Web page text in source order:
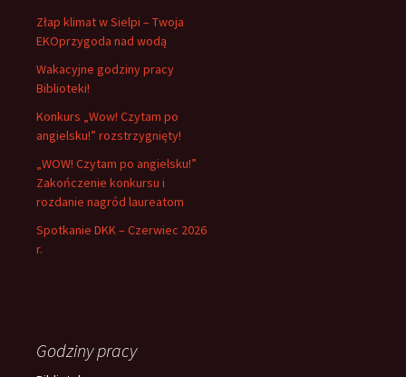
Złap klimat w Sielpi – Twoja
EKOprzygoda nad wodą
Wakacyjne godziny pracy
Biblioteki!
Konkurs „Wow! Czytam po
angielsku!” rozstrzygnięty!
„WOW! Czytam po angielsku!”
Zakończenie konkursu i
rozdanie nagród laureatom
Spotkanie DKK – Czerwiec 2026
r.
Godziny pracy